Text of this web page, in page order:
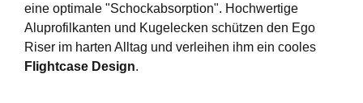
eine optimale "Schockabsorption". Hochwertige
Aluprofilkanten und Kugelecken schützen den Ego
Riser im harten Alltag und verleihen ihm ein cooles
Flightcase Design.